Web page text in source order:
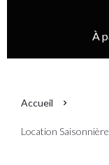
À
Accueil
Location